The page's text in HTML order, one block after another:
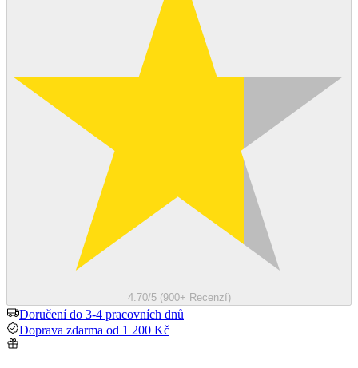
4.70/5 (900+ Recenzí)
Doručení do 3-4 pracovních dnů
Doprava zdarma od 1 200 Kč